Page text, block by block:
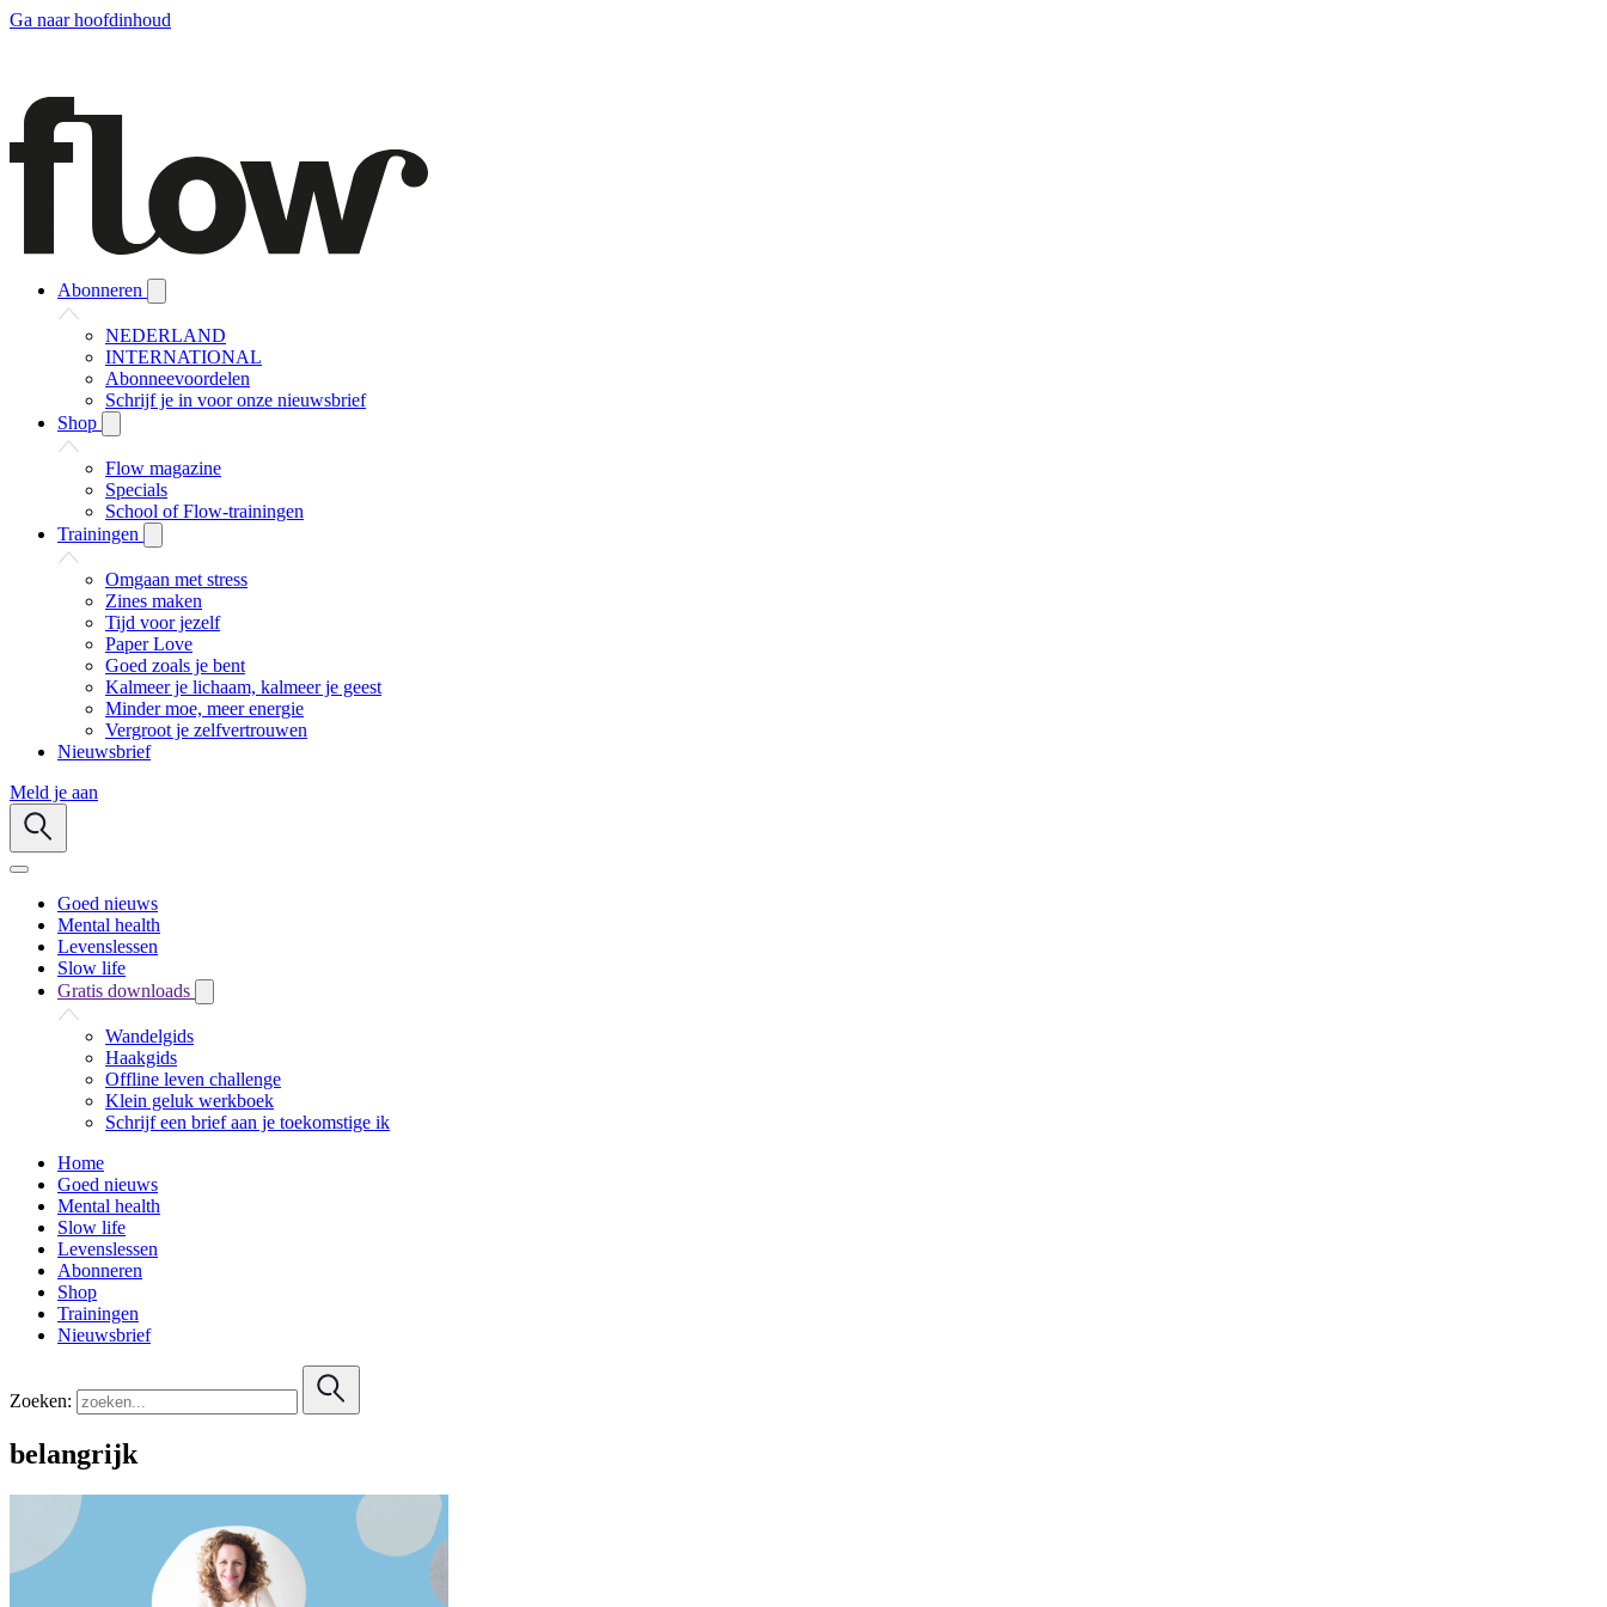
Ga naar hoofdinhoud
Abonneren
NEDERLAND
INTERNATIONAL
Abonneevoordelen
Schrijf je in voor onze nieuwsbrief
Shop
Flow magazine
Specials
School of Flow-trainingen
Trainingen
Omgaan met stress
Zines maken
Tijd voor jezelf
Paper Love
Goed zoals je bent
Kalmeer je lichaam, kalmeer je geest
Minder moe, meer energie
Vergroot je zelfvertrouwen
Nieuwsbrief
Meld je aan
Goed nieuws
Mental health
Levenslessen
Slow life
Gratis downloads
Wandelgids
Haakgids
Offline leven challenge
Klein geluk werkboek
Schrijf een brief aan je toekomstige ik
Home
Goed nieuws
Mental health
Slow life
Levenslessen
Abonneren
Shop
Trainingen
Nieuwsbrief
Zoeken:
belangrijk